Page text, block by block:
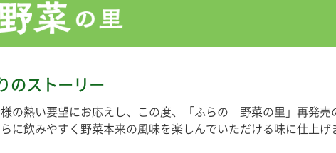
のストーリー
の熱い要望にお応えし、この度、「ふらの 野菜の里」再発
に飲みやすく野菜本来の風味を楽しんでいただける味に仕上げ